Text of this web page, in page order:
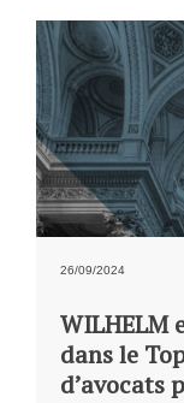
26/09/2024
WILHELM
dans le
d’avocats